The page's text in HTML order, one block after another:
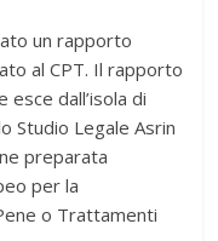
un rapporto
al CPT. Il rapporto
esce dall’isola di
Studio Legale Asrin
preparata
per la
o Trattamenti